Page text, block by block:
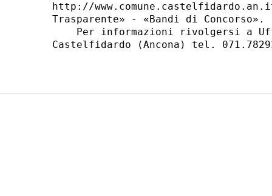
http://
Trasparente» - «Bandi di Concorso».
Per informazioni rivolgersi a
Castelfidardo (Ancona) tel.